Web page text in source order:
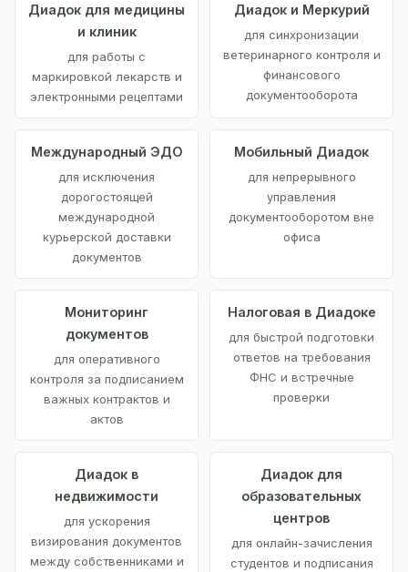
Диадок для медицины
и клиник
для работы с
маркировкой лекарств и
электронными рецептами
Диадок и Меркурий
для синхронизации
ветеринарного контроля и
финансового
документооборота
Международный ЭДО
для исключения
дорогостоящей
международной
курьерской доставки
документов
Мобильный Диадок
для непрерывного
управления
документооборотом вне
офиса
Мониторинг
документов
для оперативного
контроля за подписанием
важных контрактов и
актов
Налоговая в Диадоке
для быстрой подготовки
ответов на требования
ФНС и встречные
проверки
Диадок в
недвижимости
для ускорения
визирования документов
между собственниками и
Диадок для
образовательных
центров
для онлайн-зачисления
студентов и подписания